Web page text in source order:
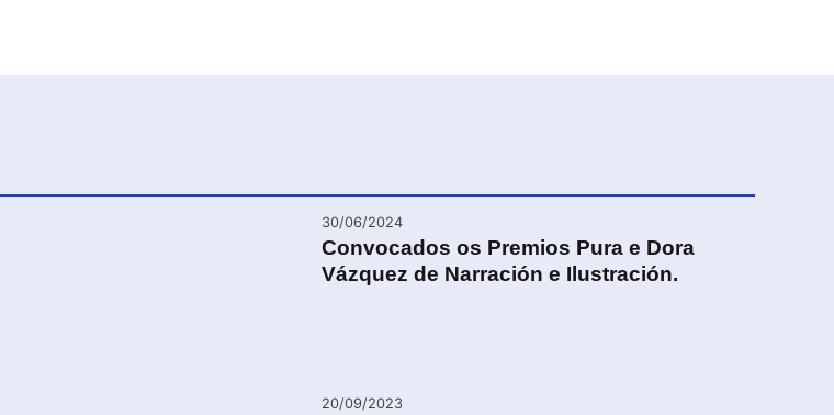
30/06/2024
Convocados os Premios Pura e Dora
Vázquez de Narración e Ilustración.
20/09/2023